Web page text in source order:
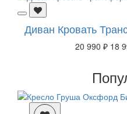
Диван Кровать
20 990 ₽ 18